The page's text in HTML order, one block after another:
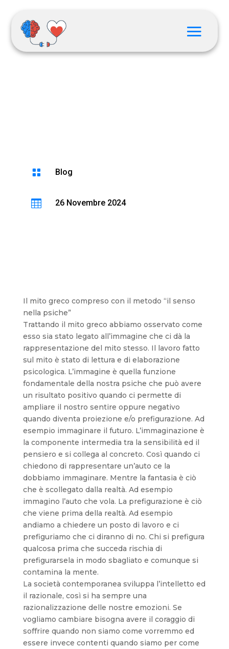
IL MITO GRECO
 Blog
 26 Novembre 2024
Il mito greco compreso con il metodo “il senso
nella psiche”
Trattando il mito greco abbiamo osservato come
esso sia stato legato all’immagine che ci dà la
rappresentazione del mito stesso. Il lavoro fatto
sul mito è stato di lettura e di elaborazione
psicologica. L’immagine è quella funzione
fondamentale della nostra psiche che può avere
un risultato positivo quando ci permette di
ampliare il nostro sentire oppure negativo
quando diventa proiezione e/o prefigurazione. Ad
esempio immaginare il futuro. L’immaginazione è
la componente intermedia tra la sensibilità ed il
pensiero e si collega al concreto. Così quando ci
chiedono di rappresentare un’auto ce la
dobbiamo immaginare. Mentre la fantasia è ciò
che è scollegato dalla realtà. Ad esempio
immagino l’auto che vola. La prefigurazione è ciò
che viene prima della realtà. Ad esempio
andiamo a chiedere un posto di lavoro e ci
prefiguriamo che ci diranno di no. Chi si prefigura
qualcosa prima che succeda rischia di
prefigurarsela in modo sbagliato e comunque si
contamina la mente.
La società contemporanea sviluppa l’intelletto ed
il razionale, così si ha sempre una
razionalizzazione delle nostre emozioni. Se
vogliamo cambiare bisogna avere il coraggio di
soffrire quando non siamo come vorremmo ed
essere invece contenti quando siamo per come